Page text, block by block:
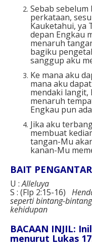
Sebab
perkataan,
Kauketahui, ya
depan Engkau
menaruh
bagiku
sanggup aku
Ke mana aku
mana aku
mendaki langit,
menaruh
Engkau pun
Jika aku
membuat
tangan-Mu
kanan-Mu
BAIT
U :Alleluya
S : (Flp 2:15-16)
seperti bintang-
kehidupan
BACAAN INJIL:
menurut Lukas